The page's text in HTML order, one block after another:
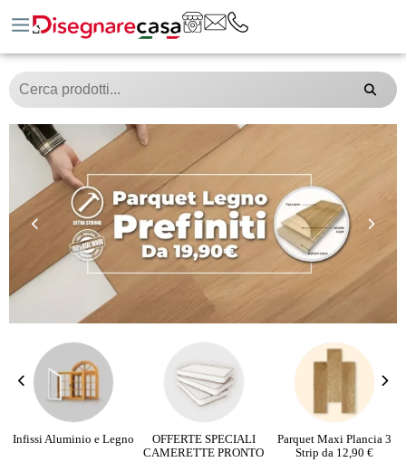
Infissi Aluminio e Legno
OFFERTE SPECIALI
CAMERETTE PRONTO
Parquet Maxi Plancia 3
Strip da 12,90 €